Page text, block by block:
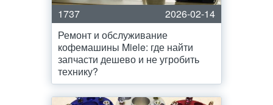
1737
2026-02-14
Ремонт и обслуживание
кофемашины Miele: где найти
запчасти дешево и не угробить
технику?